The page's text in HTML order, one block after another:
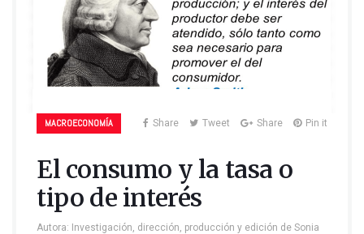
MACROECONOMÍA Share Tweet Share Pin it
El consumo y la tasa o
tipo de interés
Autora: Investigación, dirección, producción y edición de Sonia